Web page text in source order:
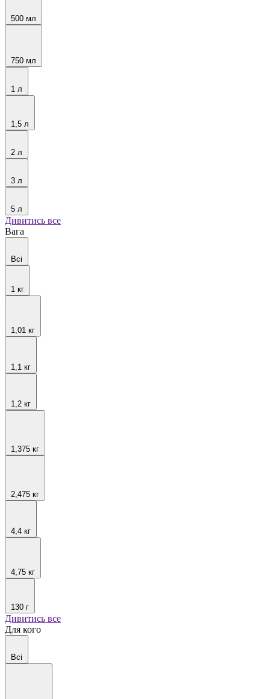
500 мл
750 мл
1 л
1,5 л
2 л
3 л
5 л
Дивитись все
Вага
Всі
1 кг
1,01 кг
1,1 кг
1,2 кг
1,375 кг
2,475 кг
4,4 кг
4,75 кг
130 г
Дивитись все
Для кого
Всі